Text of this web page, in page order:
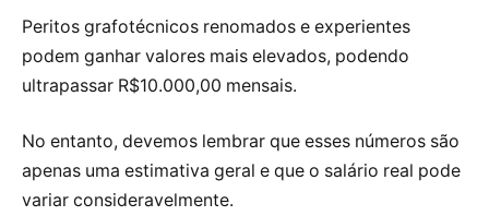
Peritos grafotécnicos renomados e experientes
podem ganhar valores mais elevados, podendo
ultrapassar R$10.000,00 mensais.
No entanto, devemos lembrar que esses números são
apenas uma estimativa geral e que o salário real pode
variar consideravelmente.